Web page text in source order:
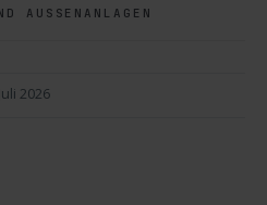
AUSSENANLAGEN
2026